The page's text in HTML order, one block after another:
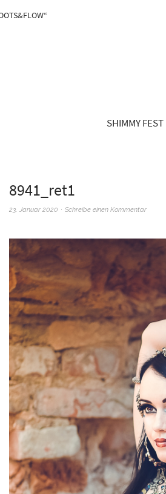
SHIMMY FEST
8941_ret1
23. Januar 2020 Schreibe einen Kommentar